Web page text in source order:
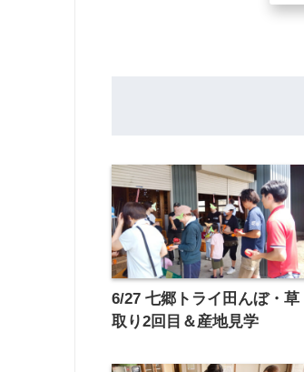
6/27 七郷トライ田んぼ・草
取り2回目＆産地見学